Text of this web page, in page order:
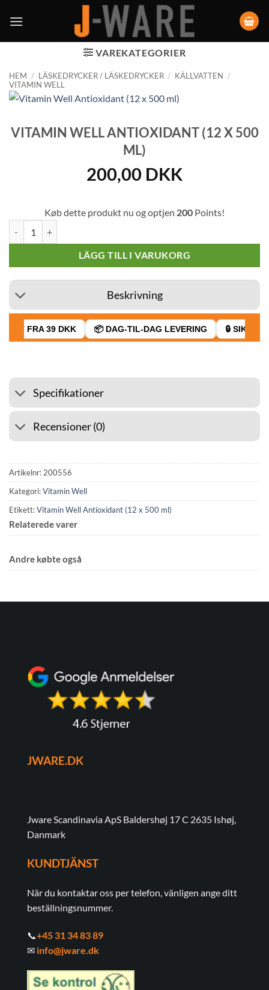
VAREKATEGORIER
HEM / LÄSKEDRYCKER / LÄSKEDRYCKER / KÄLLVATTEN /
VITAMIN WELL
VITAMIN WELL ANTIOXIDANT (12 X 500
ML)
200,00 DKK
Køb dette produkt nu og optjen 200 Points!
LÄGG TILL I VARUKORG
Beskrivning
FRA 39 DKK 📦 DAG-TIL-DAG LEVERING 🔒 SIKKER
Specifikationer
Recensioner (0)
Artikelnr:200556
Kategori:Vitamin Well
Etikett:Vitamin Well Antioxidant (12 x 500 ml)
Relaterede varer
Andre købte også
JWARE.DK
Jware Scandinavia ApS Baldershøj 17 C 2635 Ishøj,
Danmark
KUNDTJÄNST
När du kontaktar oss per telefon, vänligen ange ditt
beställningsnummer.
📞+45 31 34 83 89
✉ info@jware.dk